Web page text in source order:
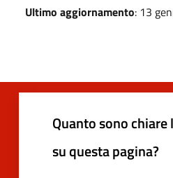
Ultimo aggiornamento: 13
Quanto sono
su questa pagina?